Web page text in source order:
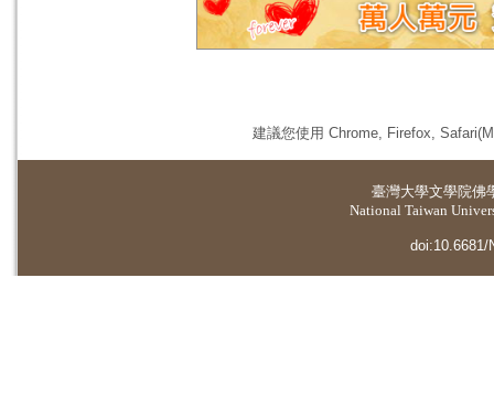
建議您使用 Chrome, Firefox,
臺灣大學文學院佛
National Taiwan
doi:10.6681/